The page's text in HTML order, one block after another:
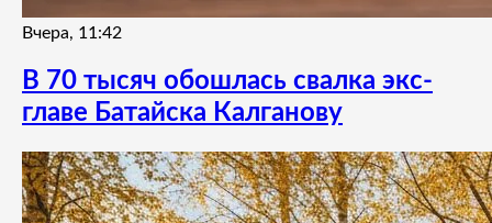
Вчера, 11:42
В 70 тысяч обошлась свалка экс-
главе Батайска Калганову